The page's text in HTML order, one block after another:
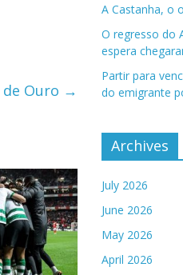
Ouro →
A Castanha, o
O regresso do
espera
Partir para
do emigrante
Archives
July 2026
June 2026
May 2026
April 2026